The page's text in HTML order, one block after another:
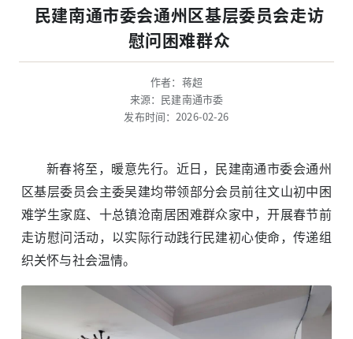
民建南通市委会通州区基层委员会走访
慰问困难群众
作者：蒋超
来源：民建南通市委
发布时间：2026-02-26
新春将至，暖意先行。近日，民建南通市委会通州
区基层委员会主委吴建均带领部分会员前往文山初中困
难学生家庭、十总镇沧南居困难群众家中，开展春节前
走访慰问活动，以实际行动践行民建初心使命，传递组
织关怀与社会温情。